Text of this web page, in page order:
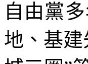
自由黨
地、基